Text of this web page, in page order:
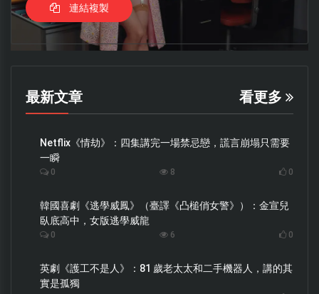
連結複製
最新文章 看更多
Netflix《情劫》：四集講完一場禁忌戀，謊言崩塌只需要
一瞬
0 8 0
韓國喜劇《逃學威鳳》（臺譯《凸槌俏女警》）：金宣兒
臥底高中，女版逃學威龍
0 6 0
英劇《護工不是人》：81 歲老太太和二手機器人，講的其
實是孤獨